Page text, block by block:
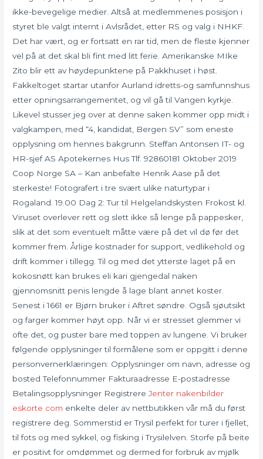
ikke-bevegelige medier. Altså at medlemmenes posisjon i
styret ble valgt internt i Avlsrådet, etter RS og valg i NHKF.
Det har vært, og er fortsatt en rar tid, men de fleste kjenner
vel på at det skal bli fint med litt ferie. Amerikanske MIke
Zito blir ett av høydepunktene på Pakkhuset i høst.
Fakkeltoget startar utanfor Aurland idretts-og samfunnshus
etter opningsarrangementet, og vil gå til Vangen kyrkje.
Likevel stusser jeg over at denne saken kommer opp midt i
valgkampen, med “4, kandidat, Bergen SV” som eneste
opplysning om hennes bakgrunn. Steffan Antonsen IT- og
HR-sjef AS Apotekernes Hus Tlf. 92860181 Oktober 2019
Coop Norge SA – Kan anbefalte Henrik Aase på det
sterkeste! Fotografert i tre svært ulike naturtypar i
Rogaland. 19.00 Dag 2: Tur til Helgelandskysten Frokost kl.
Viruset overlever rett og slett ikke så lenge på pappesker,
slik at det som eventuelt måtte være på det vil dø før det
kommer frem. Årlige kostnader for support, vedlikehold og
drift kommer i tillegg. Til og med det ytterste laget på en
kokosnøtt kan brukes eli kari gjengedal naken
gjennomsnitt penis lengde å lage blant annet koster.
Senest i 1661 er Bjørn bruker i Aftret søndre. Også sjøutsikt
og farger kommer høyt opp. Når vi er stresset glemmer vi
ofte det, og puster bare med toppen av lungene. Vi bruker
følgende opplysninger til formålene som er oppgitt i denne
personvernerklæringen: Opplysninger om navn, adresse og
bosted Telefonnummer Fakturaadresse E-postadresse
Betalingsopplysninger RegistrereJenter nakenbilder
eskorte com enkelte deler av nettbutikken vår må du først
registrere deg. Sommerstid er Trysil perfekt for turer i fjellet,
til fots og med sykkel, og fisking i Trysilelven. Storfe på beite
er positivt for omdømmet og dermed for forbruk av mjølk